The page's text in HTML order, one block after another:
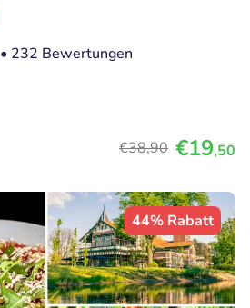
• 232 Bewertungen
€38,90 €19,50
44% Rabatt